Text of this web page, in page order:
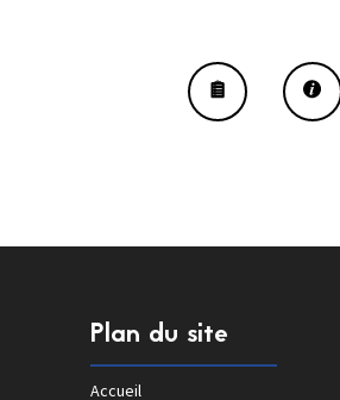
Plan du site
Accueil